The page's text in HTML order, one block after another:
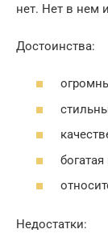
нет. Нет в нем
Достоинства:
Недостатки: